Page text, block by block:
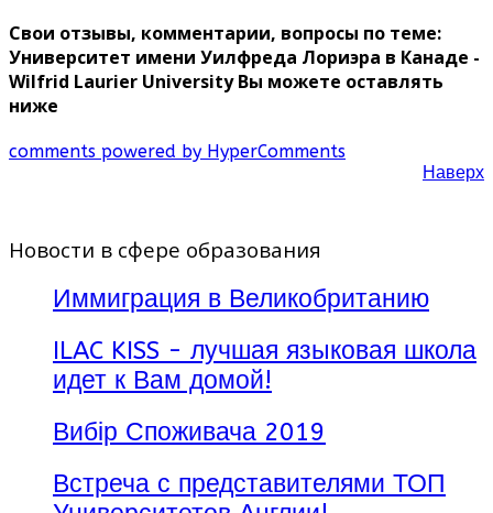
Свои отзывы, комментарии, вопросы по теме:
Университет имени Уилфреда Лориэра в Канаде -
Wilfrid Laurier University Вы можете оставлять
ниже
comments powered by HyperComments
Наверх
Новости в сфере образования
Иммиграция в Великобританию
ILAC KISS - лучшая языковая школа
идет к Вам домой!
Вибір Споживача 2019
Встреча с представителями ТОП